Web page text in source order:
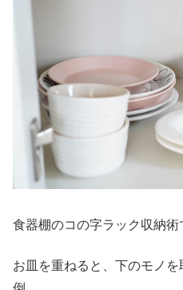
食器棚のコの字ラック収納術
お皿を重ねると、下のモノ